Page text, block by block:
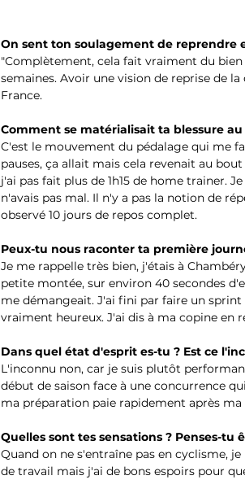
On sent ton soulagement de reprendre
"Complètement, cela fait vraiment du
semaines. Avoir une vision de reprise de
France.
Comment se matérialisait ta blessure
C'est le mouvement du pédalage qui me
pauses, ça allait mais cela revenait au
j'ai pas fait plus de 1h15 de home trainer.
n'avais pas mal. Il n'y a pas la notion de
observé 10 jours de repos complet.
Peux-tu nous raconter ta première
Je me rappelle très bien, j'étais à
petite montée, sur environ 40 secondes
me démangeait. J'ai fini par faire un sprint
vraiment heureux. J'ai dis à ma copine en
Dans quel état d'esprit es-tu ? Est ce
L'inconnu non, car je suis plutôt
début de saison face à une concurrence
ma préparation paie rapidement après ma
Quelles sont tes sensations ? Penses-tu
Quand on ne s'entraîne pas en cyclisme,
de travail mais j'ai de bons espoirs pour